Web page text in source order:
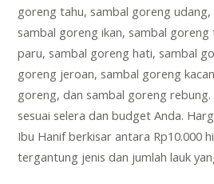
goreng tahu, sambal goreng
sambal goreng ikan, sambal
paru, sambal goreng hati, sambal
goreng jeroan, sambal goreng
goreng, dan sambal goreng rebung.
sesuai selera dan budget Anda.
Ibu Hanif berkisar antara Rp10.000
tergantung jenis dan jumlah lauk